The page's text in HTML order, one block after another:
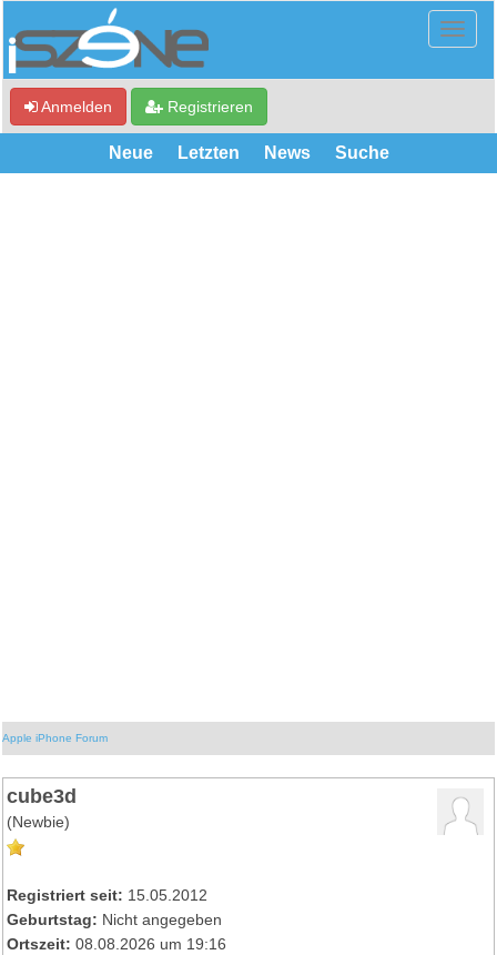
Anmelden Registrieren
Neue Letzten News Suche
Apple iPhone Forum
cube3d
(Newbie)
Registriert seit: 15.05.2012
Geburtstag: Nicht angegeben
Ortszeit: 08.08.2026 um 19:16